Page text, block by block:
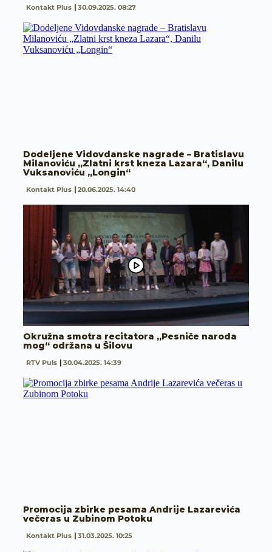
Kontakt Plus 30.09.2025. 08:27
Dodeljene Vidovdanske nagrade – Bratislavu
Milanoviću „Zlatni krst kneza Lazara“, Danilu
Vuksanoviću „Longin“
Kontakt Plus 20.06.2025. 14:40
Okružna smotra recitatora „Pesniče naroda
mog“ održana u Šilovu
RTV Puls 30.04.2025. 14:39
Promocija zbirke pesama Andrije Lazarevića
večeras u Zubinom Potoku
Kontakt Plus 31.03.2025. 10:25